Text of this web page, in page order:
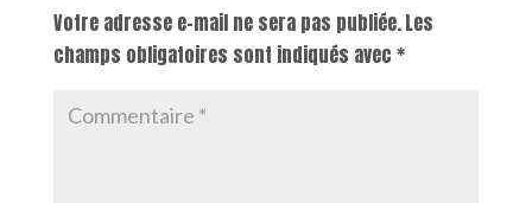
Votre adresse e-mail ne sera pas publiée.Les
champs obligatoires sont indiqués avec *